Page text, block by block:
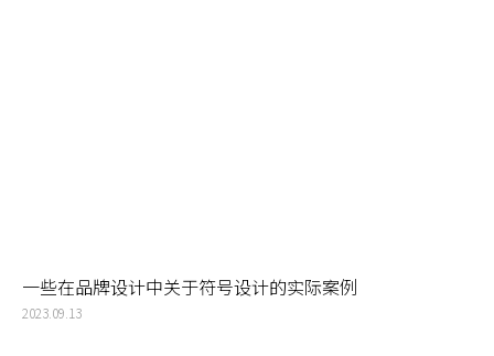
一些在品牌设计中关于符号设计的实际案例
2023.09.13